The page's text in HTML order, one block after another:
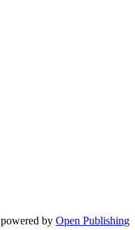
powered by Open Publishing